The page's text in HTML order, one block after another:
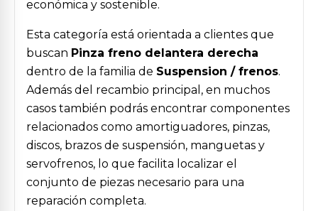
económica y sostenible.
Esta categoría está orientada a clientes que
buscan Pinza freno delantera derecha
dentro de la familia de Suspension / frenos.
Además del recambio principal, en muchos
casos también podrás encontrar componentes
relacionados como amortiguadores, pinzas,
discos, brazos de suspensión, manguetas y
servofrenos, lo que facilita localizar el
conjunto de piezas necesario para una
reparación completa.